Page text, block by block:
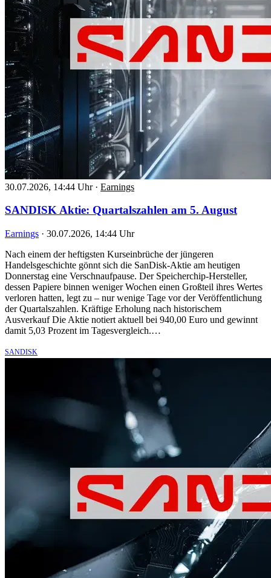
30.07.2026, 14:44 Uhr · Earnings
SANDISK Aktie: Quartalszahlen am 5. August
Earnings · 30.07.2026, 14:44 Uhr
Nach einem der heftigsten Kurseinbrüche der jüngeren
Handelsgeschichte gönnt sich die SanDisk-Aktie am heutigen
Donnerstag eine Verschnaufpause. Der Speicherchip-Hersteller,
dessen Papiere binnen weniger Wochen einen Großteil ihres Wertes
verloren hatten, legt zu – nur wenige Tage vor der Veröffentlichung
der Quartalszahlen. Kräftige Erholung nach historischem
Ausverkauf Die Aktie notiert aktuell bei 940,00 Euro und gewinnt
damit 5,03 Prozent im Tagesvergleich.…
SANDISK